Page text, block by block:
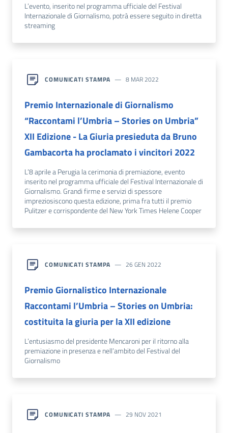
L’evento, inserito nel programma ufficiale del Festival
Internazionale di Giornalismo, potrà essere seguito in diretta
streaming
COMUNICATI STAMPA 8 MAR 2022
Premio Internazionale di Giornalismo
“Raccontami l’Umbria – Stories on Umbria”
XII Edizione - La Giuria presieduta da Bruno
Gambacorta ha proclamato i vincitori 2022
L’8 aprile a Perugia la cerimonia di premiazione, evento
inserito nel programma ufficiale del Festival Internazionale di
Giornalismo. Grandi firme e servizi di spessore
impreziosiscono questa edizione, prima fra tutti il premio
Pulitzer e corrispondente del New York Times Helene Cooper
COMUNICATI STAMPA 26 GEN 2022
Premio Giornalistico Internazionale
Raccontami l’Umbria – Stories on Umbria:
costituita la giuria per la XII edizione
L’entusiasmo del presidente Mencaroni per il ritorno alla
premiazione in presenza e nell’ambito del Festival del
Giornalismo
COMUNICATI STAMPA 29 NOV 2021